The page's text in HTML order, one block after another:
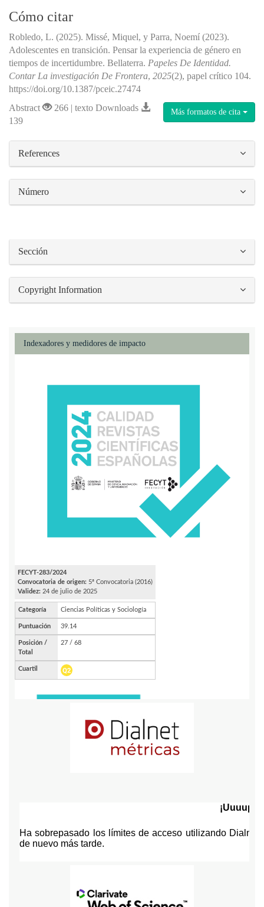
Cómo citar
Robledo, L. (2025). Missé, Miquel, y Parra, Noemí (2023).
Adolescentes en transición. Pensar la experiencia de género en
tiempos de incertidumbre. Bellaterra. Papeles De Identidad.
Contar La investigación De Frontera, 2025(2), papel crítico 104.
https://doi.org/10.1387/pceic.27474
Más formatos de cita
Abstract
266 | texto Downloads
139
References
Número
Sección
Copyright Information
Indexadores y medidores de impacto